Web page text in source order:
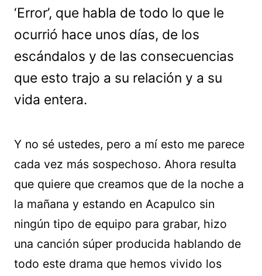
‘Error’, que habla de todo lo que le
ocurrió hace unos días, de los
escándalos y de las consecuencias
que esto trajo a su relación y a su
vida entera.
Y no sé ustedes, pero a mí esto me parece
cada vez más sospechoso. Ahora resulta
que quiere que creamos que de la noche a
la mañana y estando en Acapulco sin
ningún tipo de equipo para grabar, hizo
una canción súper producida hablando de
todo este drama que hemos vivido los